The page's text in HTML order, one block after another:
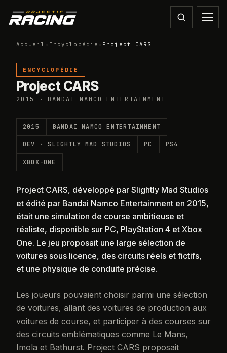
Accueil › Encyclopédie › Project CARS
ENCYCLOPÉDIE
Project CARS
2015 · BANDAI NAMCO ENTERTAINMENT
2015 BANDAI NAMCO ENTERTAINMENT
DEV ·SLIGHTLY MAD STUDIOS PC PS4
XBOX-ONE
Project CARS, développé par Slightly Mad Studios
et édité par Bandai Namco Entertainment en 2015,
était une simulation de course ambitieuse et
réaliste, disponible sur PC, PlayStation 4 et Xbox
One. Le jeu proposait une large sélection de
voitures sous licence, des circuits réels et fictifs,
et une physique de conduite précise.
Les joueurs pouvaient choisir parmi une sélection
de voitures, allant des voitures de production aux
voitures de course, et participer à des courses sur
des circuits emblématiques comme Le Mans,
Imola et Bathurst. Project CARS proposait